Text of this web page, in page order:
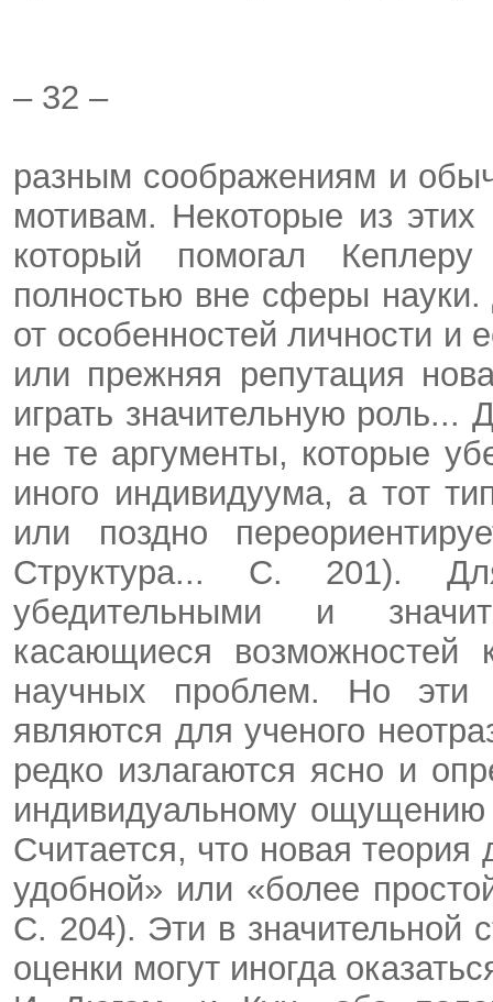
– 32 –
разным соображениям и
мотивам. Некоторые из
который помогал
полностью вне сферы науки.
от особенностей личности и
или прежняя репутация
играть значительную роль...
не те аргументы, которые
иного индивидуума, а тот
или поздно
Структура... С. 201).
убедительными и
касающиеся возможностей
научных проблем. Но
являются для ученого
редко излагаются ясно и
индивидуальному ощущению
Считается, что новая
удобной» или «более
С. 204). Эти в значительной
оценки могут иногда